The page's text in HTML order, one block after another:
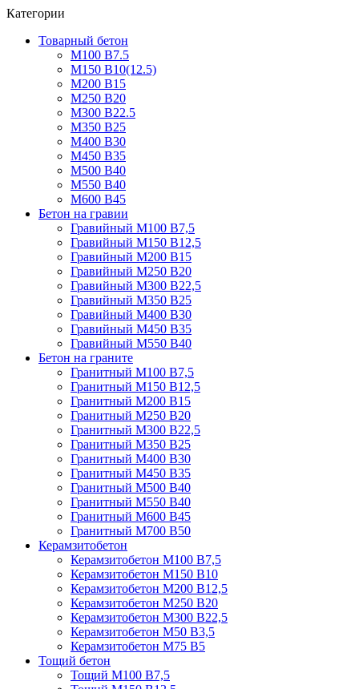
Категории
Товарный бетон
М100 В7.5
М150 В10(12.5)
М200 В15
М250 В20
М300 В22.5
М350 В25
М400 В30
М450 В35
М500 В40
М550 В40
М600 В45
Бетон на гравии
Гравийный М100 В7,5
Гравийный М150 В12,5
Гравийный М200 В15
Гравийный М250 В20
Гравийный М300 В22,5
Гравийный М350 В25
Гравийный М400 В30
Гравийный М450 В35
Гравийный М550 В40
Бетон на граните
Гранитный М100 В7,5
Гранитный М150 В12,5
Гранитный М200 В15
Гранитный М250 В20
Гранитный М300 В22,5
Гранитный М350 В25
Гранитный М400 В30
Гранитный М450 В35
Гранитный М500 В40
Гранитный М550 В40
Гранитный М600 В45
Гранитный М700 В50
Керамзитобетон
Керамзитобетон М100 В7,5
Керамзитобетон М150 В10
Керамзитобетон М200 В12,5
Керамзитобетон М250 В20
Керамзитобетон М300 В22,5
Керамзитобетон М50 В3,5
Керамзитобетон М75 В5
Тощий бетон
Тощий М100 В7,5